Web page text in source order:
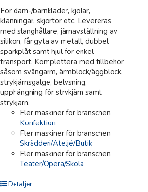
För dam-/barnkläder, kjolar,
klänningar, skjortor etc. Levereras
med slanghållare, järnavställning av
silikon, fångyta av metall, dubbel
sparkplåt samt hjul för enkel
transport. Komplettera med tillbehör
såsom svängarm, ärmblock/äggblock,
strykjärnsgalge, belysning,
upphängning för strykjärn samt
strykjärn.
Fler maskiner för branschen
Konfektion
Fler maskiner för branschen
Skrädderi/Ateljé/Butik
Fler maskiner för branschen
Teater/Opera/Skola
Detaljer